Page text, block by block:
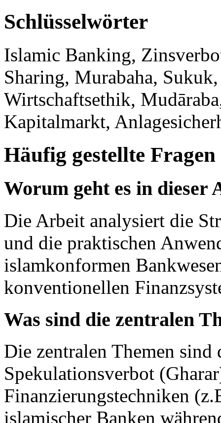
Schlüsselwörter
Islamic Banking,
Sharing, Murabaha,
Wirtschaftsethik,
Kapitalmarkt,
Häufig gestellte Fragen
Worum geht es in dieser
Die Arbeit analysiert die
und die praktischen
islamkonformen
konventionellen
Was sind die zentralen
Die zentralen Themen
Spekulationsverbot
Finanzierungstechniken
islamischer Banken